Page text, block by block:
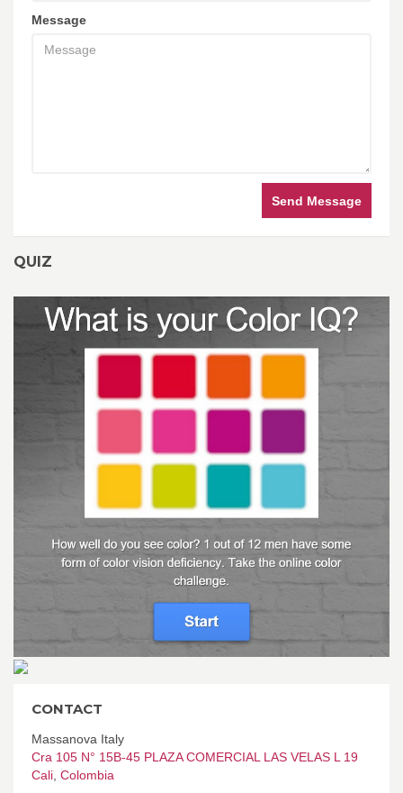
Message
Send Message
QUIZ
CONTACT
Massanova Italy
Cra 105 N° 15B-45 PLAZA COMERCIAL LAS VELAS L 19
Cali Colombia